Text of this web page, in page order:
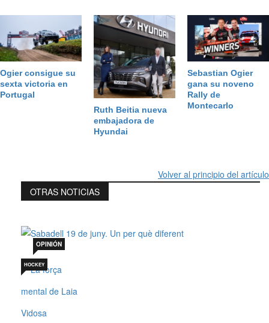
Ogier consigue su
sexta victoria en
Portugal
Ruth Beitia nueva
embajadora de
Hyundai
Sebastian Ogier
gana su noveno
Rally de
Montecarlo
Volver al principio del artículo
OTRAS NOTICIAS
Sabadell 19 de juny. Un per què diferent
OPINIÓN
HOCKEY